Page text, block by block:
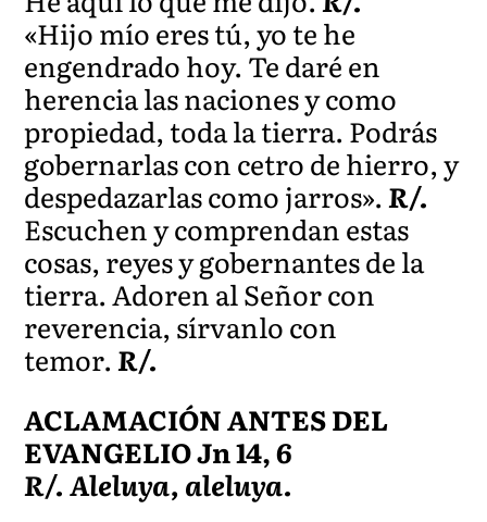
«Hijo mío eres tú, yo te he
engendrado hoy. Te daré en
herencia las naciones y como
propiedad, toda la tierra. Podrás
gobernarlas con cetro de hierro, y
despedazarlas como jarros».R/.
Escuchen y comprendan estas
cosas, reyes y gobernantes de la
tierra. Adoren al Señor con
reverencia, sírvanlo con
temor.R/.
ACLAMACIÓN ANTES DEL
EVANGELIO Jn 14, 6
R/. Aleluya, aleluya.